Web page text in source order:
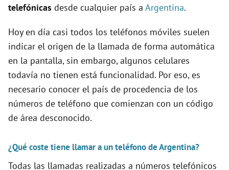
d
e
o
telefónicas desde cualquier país a Argentina.
Hoy en día casi todos los teléfonos móviles suelen
indicar el origen de la llamada de forma automática
en la pantalla, sin embargo, algunos celulares
todavía no tienen está funcionalidad. Por eso, es
necesario conocer el país de procedencia de los
números de teléfono que comienzan con un código
de área desconocido.
¿Qué coste tiene llamar a un teléfono de Argentina?
Todas las llamadas realizadas a números telefónicos